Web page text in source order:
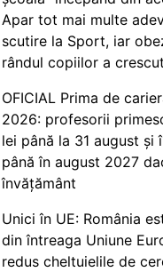
Apar tot mai multe
scutire la Sport, iar
rândul copiilor a crescut
OFICIAL Prima de
2026: profesorii
lei până la 31 august și
până în august 2027
învățământ
Unici în UE: România
din întreaga Uniune
redus cheltuielile de